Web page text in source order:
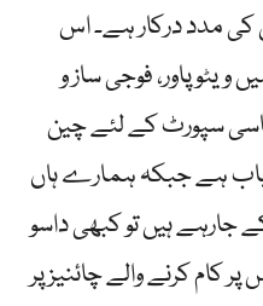
ویٹو پاور، فوجی ساز و
سپورٹ کے لئے ‏چین
ہے جبکہ ہمارے ہاں
جارہے ہیں تو کبھی داسو
کام کرنے والے چائنیز پر